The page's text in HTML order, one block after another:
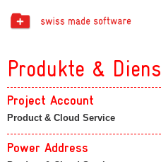
Produkte &
Project Account
Product & Cloud Service
Power Address